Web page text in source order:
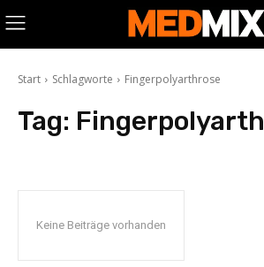
Start Schlagworte Fingerpolyarthrose
Tag:
Keine Beiträge vorhanden